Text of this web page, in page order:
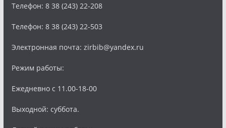
Телефон: 8 38 (243) 22-208
Телефон: 8 38 (243) 22-503
Электронная почта: zirbib@yandex.ru
Режим работы:
Ежедневно с 11.00-18-00
Выходной: суббота.